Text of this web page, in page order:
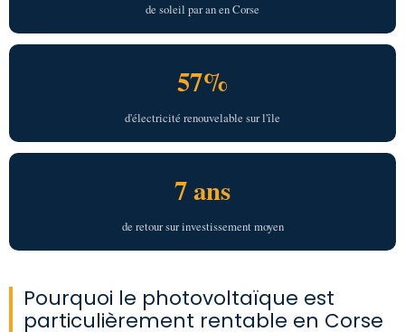
de soleil par an en Corse
57%
d'électricité renouvelable sur l'île
7 ans
de retour sur investissement moyen
Pourquoi le photovoltaïque est
particulièrement rentable en Corse